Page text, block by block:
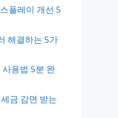
플레이 개선 5
해결하는 5가
용법 5분 완
금 감면 받는